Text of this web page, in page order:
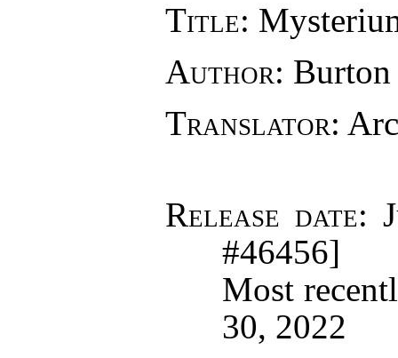
Title:
Author: Burton
Translator:
Release date:
#46456]
Most
30, 2022